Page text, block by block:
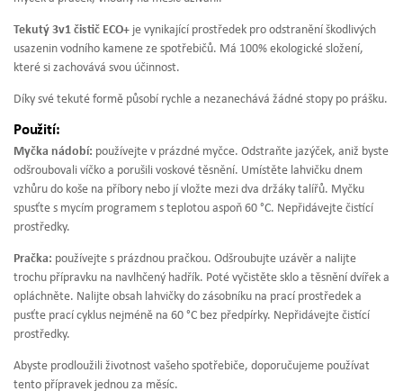
Tekutý 3v1 čistič ECO+ je vynikající prostředek pro odstranění škodlivých
usazenin vodního kamene ze spotřebičů. Má 100% ekologické složení,
které si zachovává svou účinnost.
Díky své tekuté formě působí rychle a nezanechává žádné stopy po prášku.
Použití:
Myčka nádobí: používejte v prázdné myčce. Odstraňte jazýček, aniž byste
odšroubovali víčko a porušili voskové těsnění. Umístěte lahvičku dnem
vzhůru do koše na příbory nebo jí vložte mezi dva držáky talířů. Myčku
spusťte s mycím programem s teplotou aspoň 60 °C. Nepřidávejte čistící
prostředky.
Pračka: používejte s prázdnou pračkou. Odšroubujte uzávěr a nalijte
trochu přípravku na navlhčený hadřík. Poté vyčistěte sklo a těsnění dvířek a
opláchněte. Nalijte obsah lahvičky do zásobníku na prací prostředek a
pusťte prací cyklus nejméně na 60 °C bez předpírky. Nepřidávejte čistící
prostředky.
Abyste prodloužili životnost vašeho spotřebiče, doporučujeme používat
tento přípravek jednou za měsíc.